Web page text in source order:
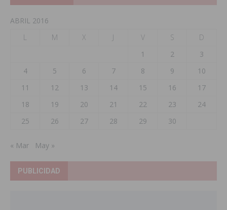
ABRIL 2016
L
M X J V S
D
1
2
3
4
5 6 7 8 9
10
11
12 13 14 15 16
17
18
19 20 21 22 23
24
25
26 27 28 29 30
« Mar May »
PUBLICIDAD